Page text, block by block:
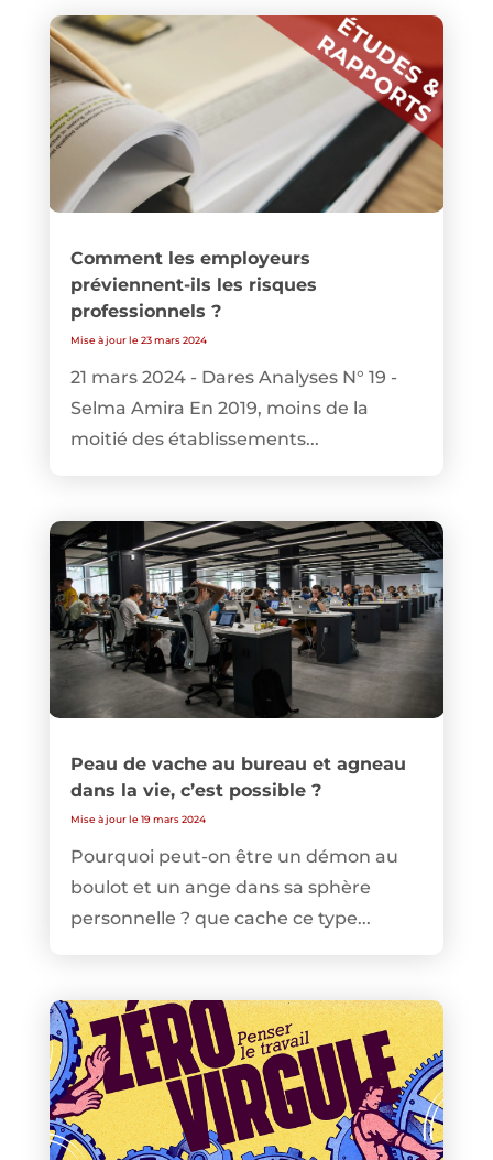
Comment les employeurs
préviennent-ils les risques
professionnels ?
Mise à jour le 23 mars 2024
21 mars 2024 - Dares Analyses N° 19 -
Selma Amira En 2019, moins de la
moitié des établissements...
Peau de vache au bureau et agneau
dans la vie, c’est possible ?
Mise à jour le 19 mars 2024
Pourquoi peut-on être un démon au
boulot et un ange dans sa sphère
personnelle ? que cache ce type...